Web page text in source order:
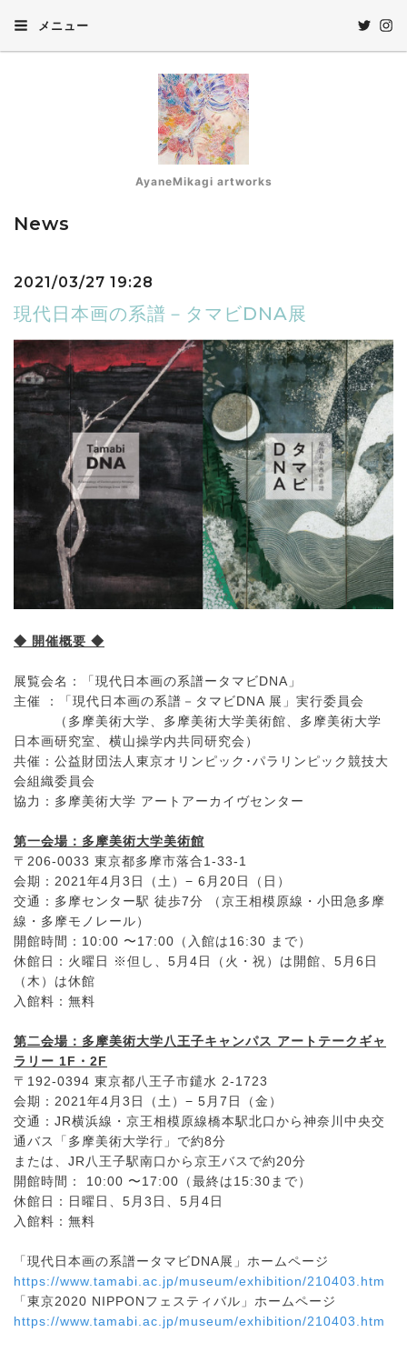
メニュー
AyaneMikagi artworks
News
2021/03/27 19:28
現代日本画の系譜－タマビDNA展
◆ 開催概要 ◆
展覧会名：「現代日本画の系譜ータマビDNA」
主催 ：「現代日本画の系譜－タマビDNA 展」実行委員会
（多摩美術大学、多摩美術大学美術館、多摩美術大学
日本画研究室、横山操学内共同研究会）
共催：公益財団法人東京オリンピック･パラリンピック競技大
会組織委員会
協力：多摩美術大学 アートアーカイヴセンター
第一会場：多摩美術大学美術館
〒206-0033 東京都多摩市落合1-33-1
会期：2021年4月3日（土）− 6月20日（日）
交通：多摩センター駅 徒歩7分 （京王相模原線・小田急多摩
線・多摩モノレール）
開館時間：10:00 〜17:00（入館は16:30 まで）
休館日：火曜日 ※但し、5月4日（火・祝）は開館、5月6日
（木）は休館
入館料：無料
第二会場：多摩美術大学八王子キャンパス アートテークギャ
ラリー 1F・2F
〒192-0394 東京都八王子市鑓水 2-1723
会期：2021年4月3日（土）− 5月7日（金）
交通：JR横浜線・京王相模原線橋本駅北口から神奈川中央交
通バス「多摩美術大学行」で約8分
または、JR八王子駅南口から京王バスで約20分
開館時間： 10:00 〜17:00（最終は15:30まで）
休館日：日曜日、5月3日、5月4日
入館料：無料
「現代日本画の系譜ータマビDNA展」ホームページ
https://www.tamabi.ac.jp/museum/exhibition/210403.htm
「東京2020 NIPPONフェスティバル」ホームページ
https://www.tamabi.ac.jp/museum/exhibition/210403.htm